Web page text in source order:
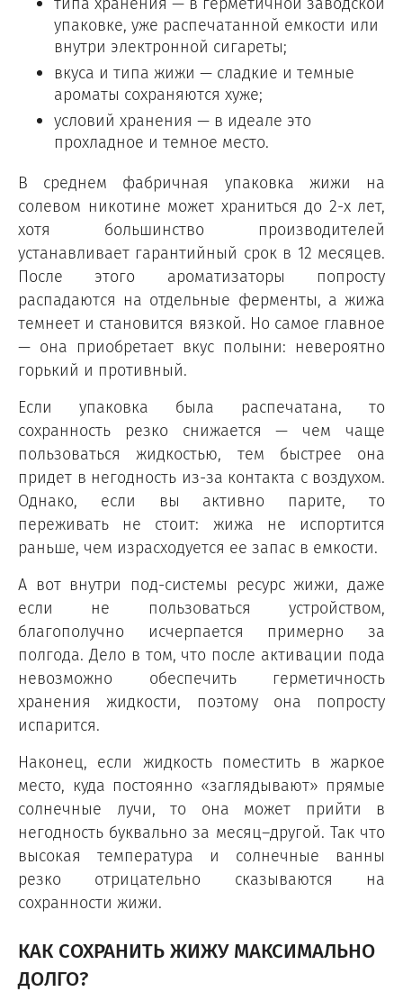
упаковке, уже распечатанной емкости или
внутри электронной сигареты;
вкуса и типа жижи — сладкие и темные
ароматы сохраняются хуже;
условий хранения — в идеале это
прохладное и темное место.
В среднем фабричная упаковка жижи на
солевом никотине может храниться до 2-х лет,
хотя большинство производителей
устанавливает гарантийный срок в 12 месяцев.
После этого ароматизаторы попросту
распадаются на отдельные ферменты, а жижа
темнеет и становится вязкой. Но самое главное
— она приобретает вкус полыни: невероятно
горький и противный.
Если упаковка была распечатана, то
сохранность резко снижается — чем чаще
пользоваться жидкостью, тем быстрее она
придет в негодность из-за контакта с воздухом.
Однако, если вы активно парите, то
переживать не стоит: жижа не испортится
раньше, чем израсходуется ее запас в емкости.
А вот внутри под-системы ресурс жижи, даже
если не пользоваться устройством,
благополучно исчерпается примерно за
полгода. Дело в том, что после активации пода
невозможно обеспечить герметичность
хранения жидкости, поэтому она попросту
испарится.
Наконец, если жидкость поместить в жаркое
место, куда постоянно «заглядывают» прямые
солнечные лучи, то она может прийти в
негодность буквально за месяц–другой. Так что
высокая температура и солнечные ванны
резко отрицательно сказываются на
сохранности жижи.
КАК СОХРАНИТЬ ЖИЖУ МАКСИМАЛЬНО
ДОЛГО?